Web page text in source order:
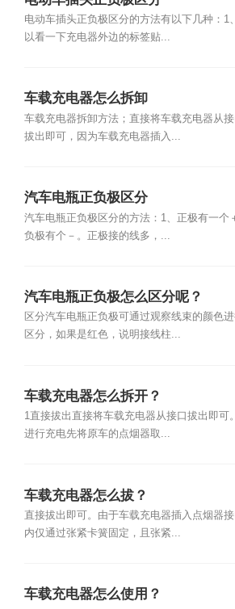
电动车插头正负极区分的方法有以下几种：1
以看一下充电器外边的标签贴...
车载充电器怎么拆卸
车载充电器拆卸方法；直接将车载充电器从接
拔出即可，因为车载充电器插入...
汽车电瓶正负极区分
汽车电瓶正负极区分的方法：1、正极有一个
负极有个－。正极接的线多，...
汽车电瓶正负极怎么区分呢？
区分汽车电瓶正负极可通过观察线束的颜色
区分，如果是红色，说明接线柱...
车载充电器怎么拆开？
1直接拔出直接将车载充电器从接口拔出即可
进行充电先将原车的点烟器取...
车载充电器怎么拔？
直接拔出即可。由于车载充电器插入点烟器接
内仅通过张紧卡簧固定，且张紧...
车载充电器怎么使用？